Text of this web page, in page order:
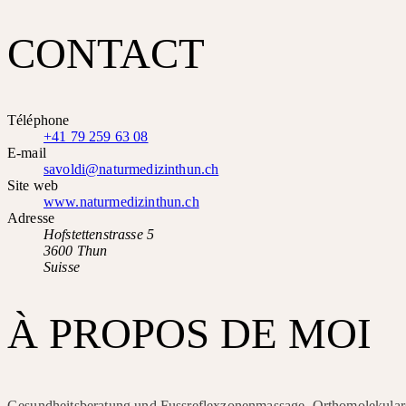
CONTACT
Téléphone
+41 79 259 63 08
E-mail
savoldi@naturmedizinthun.ch
Site web
www.naturmedizinthun.ch
Adresse
Hofstettenstrasse 5
3600 Thun
Suisse
À PROPOS DE MOI